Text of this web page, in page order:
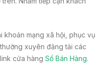
khoản mạng xã hội, phục vụ
xuyên đăng tải các
cửa hàng Sổ Bán Hàng.